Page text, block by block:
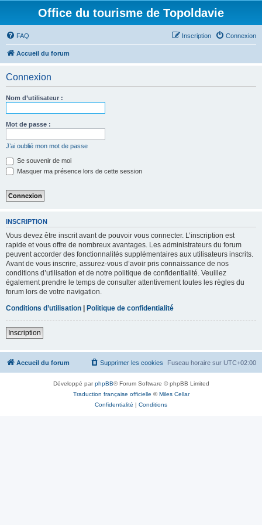
Office du tourisme de Topoldavie
FAQ Connexion
Inscription
Accueil du forum
Connexion
Nom d’utilisateur :
Mot de passe :
J’ai oublié mon mot de passe
Se souvenir de moi
Masquer ma présence lors de cette session
INSCRIPTION
Vous devez être inscrit avant de pouvoir vous connecter. L’inscription est
rapide et vous offre de nombreux avantages. Les administrateurs du forum
peuvent accorder des fonctionnalités supplémentaires aux utilisateurs inscrits.
Avant de vous inscrire, assurez-vous d’avoir pris connaissance de nos
conditions d’utilisation et de notre politique de confidentialité. Veuillez
également prendre le temps de consulter attentivement toutes les règles du
forum lors de votre navigation.
Conditions d’utilisation | Politique de confidentialité
Inscription
Accueil du forum Fuseau horaire sur UTC+02:00
Supprimer les cookies
Développé parphpBB® Forum Software © phpBB Limited
Traduction française officielle ©Miles Cellar
Confidentialité | Conditions